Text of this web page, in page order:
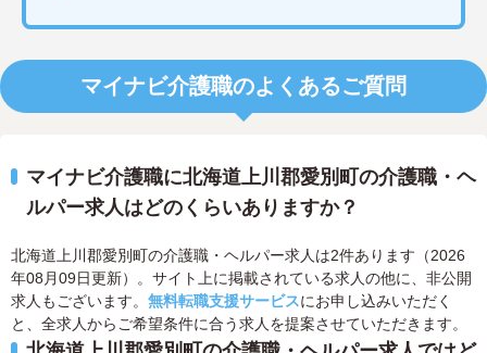
マイナビ介護職のよくあるご質問
マイナビ介護職に北海道上川郡愛別町の介護職・ヘ
ルパー求人はどのくらいありますか？
北海道上川郡愛別町の介護職・ヘルパー求人は2件あります（2026
年08月09日更新）。サイト上に掲載されている求人の他に、非公開
求人もございます。 無料転職支援サービスにお申し込みいただく
と、全求人からご希望条件に合う求人を提案させていただきます。